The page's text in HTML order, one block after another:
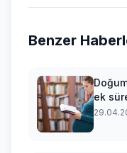
Benzer
ek